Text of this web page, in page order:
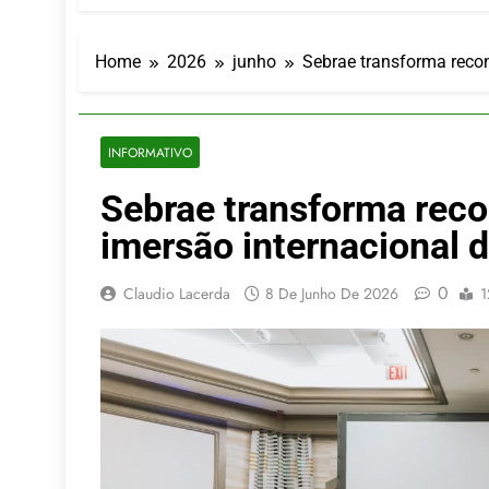
Turismo
Hotel
Executivo
5 De Agosto
Azul
5 De Agosto
Home 2026 junho Sebrae transforma
INFORMATIVO
Sebrae transforma
imersão internacional
Claudio Lacerda 8 De Junho De 2026 0